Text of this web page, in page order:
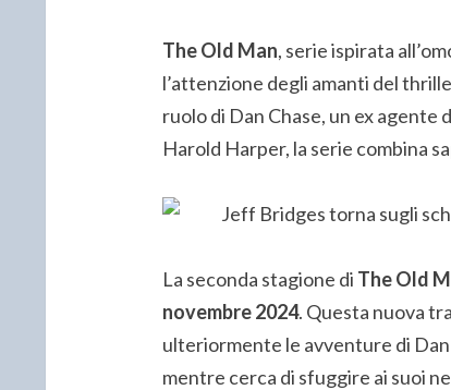
The Old Man, serie ispirata
l’attenzione degli amanti del
ruolo di Dan Chase, un ex agente
Harold Harper, la serie combina
La seconda stagione di The Old
novembre 2024. Questa nuova
ulteriormente le avventure di
mentre cerca di sfuggire ai suoi